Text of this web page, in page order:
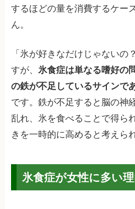
するほどの量を消費するケー
ん。
「氷が好きなだけじゃないの
すが、氷食症は単なる嗜好の
の鉄が不足しているサインで
です。鉄が不足すると脳の神
乱れ、氷を食べることで得ら
きを一時的に高めると考えら
氷食症が女性に多い